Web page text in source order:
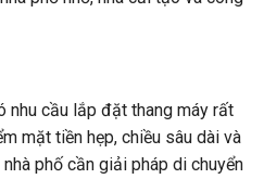
nhu cầu lắp đặt thang máy rất
mặt tiền hẹp, chiều sâu dài và
phố cần giải pháp di chuyển